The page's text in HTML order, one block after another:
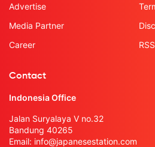
Advertise
Media Partner
Career
Contact
Indonesia Office
Jalan Suryalaya V no.32
Bandung 40265
Email: info@japanesestation.com